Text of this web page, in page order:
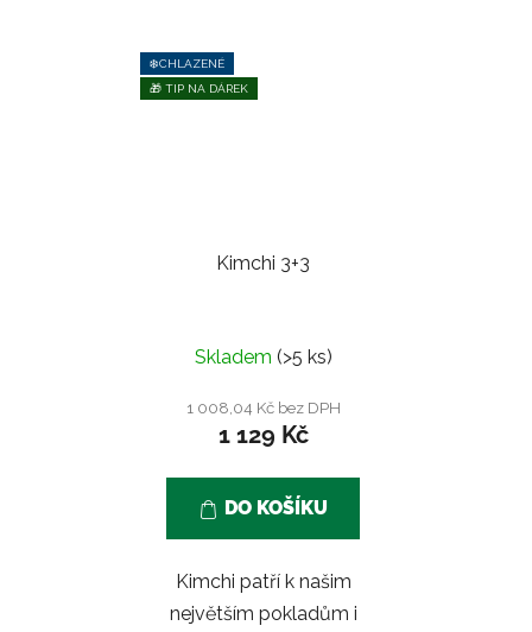
❄️CHLAZENÉ
🎁 TIP NA DÁREK
Kimchi 3+3
Skladem (>5 ks)
1 008,04 Kč bez DPH
1 129 Kč
DO KOŠÍKU
Kimchi patří k našim
největším pokladům i